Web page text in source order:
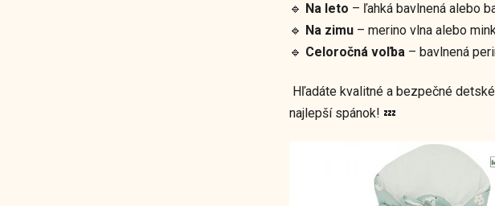
🔹 Na leto – ľahká bavlnená alebo
🔹 Na zimu – merino vlna alebo
🔹 Celoročná voľba – bavlnená
Hľadáte kvalitné a bezpečné
najlepší spánok! 💤